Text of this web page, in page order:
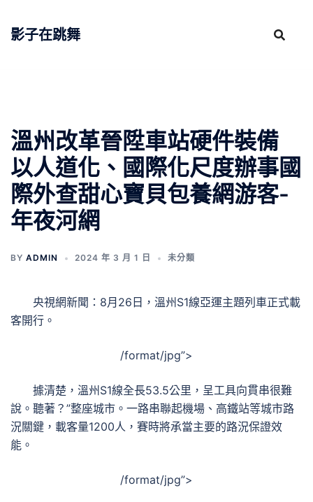
影子在跳舞
溫州改革晉陞車站硬件裝備
以人道化、國際化尺度辦事國
際外查甜心寶貝包養網游客-
年夜河網
BY ADMIN 2024 年 3 月 1 日 未分類
央視網新聞：8月26日，溫州S1線亞運主題列車正式載
客開行。
/format/jpg”>
據清楚，溫州S1線全長53.5公里，呈工具向貫串很難
說。聽著？”整座城市。一路串聯起機場、高鐵站等城市路
況關鍵，載客量1200人，賽時將承當主要的路況保證效
能。
/format/jpg”>